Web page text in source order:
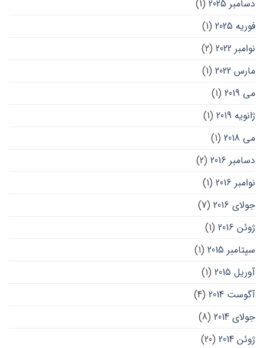
دسامبر 2025
(1)
فوریه 2025
(1)
نوامبر 2022
(2)
مارس 2022
(1)
می 2019
(1)
ژانویه 2019
(1)
می 2018
(1)
دسامبر 2016
(2)
نوامبر 2016
(1)
جولای 2016
(7)
ژوئن 2016
(1)
سپتامبر 2015
(1)
آوریل 2015
(1)
آگوست 2014
(4)
جولای 2014
(8)
ژوئن 2014
(20)